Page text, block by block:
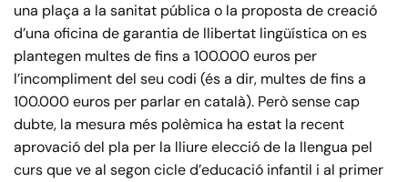
una plaça a la sanitat pública o la proposta de creació
d’una oficina de garantia de llibertat lingüística on es
plantegen multes de fins a 100.000 euros per
l’incompliment del seu codi (és a dir, multes de fins a
100.000 euros per parlar en català). Però sense cap
dubte, la mesura més polèmica ha estat la recent
aprovació del pla per la lliure elecció de la llengua pel
curs que ve al segon cicle d’educació infantil i al primer